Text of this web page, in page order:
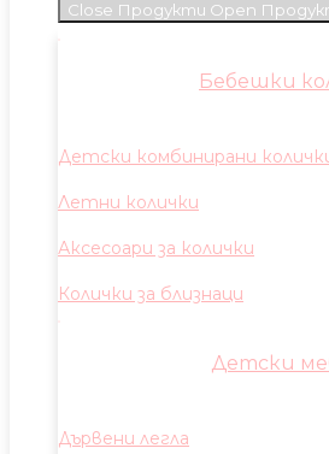
Close Продукти Open
Бебешки
Детски комбинирани
Летни колички
Аксесоари за колички
Колички за близнаци
Детски
Дървени легла